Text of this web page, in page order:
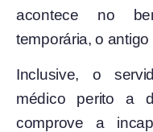
acontece no
temporária, o
Inclusive, o
médico perito a
comprove a